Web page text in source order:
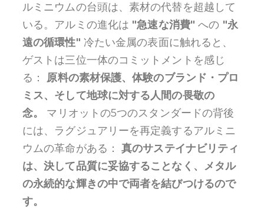
ルミニウムの台頭は、素材の代替を超越して
いる。アルミの進化は "急速な消費" への "永
遠の循環性" 冷たい金属の表面に触れると、
ゲストは三位一体のコミットメントを感じ
る： 原料の素材保護、体験のブランド・プロ
ミス、そして地球に対する人間の畏敬の
念。
マリオットの5つのスタンダードの背後
には、ラグジュアリーを再定義するアルミニ
ウムの革命がある：真のサステイナビリティ
は、決して品質に妥協することなく、メタル
の永続的な輝きの中で両者を結びつけるので
す。